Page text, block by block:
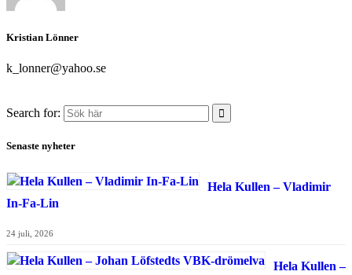
Kristian Lönner
k_lonner@yahoo.se
Search for:
Senaste nyheter
Hela Kullen – Vladimir
In-Fa-Lin
24 juli, 2026
Hela Kullen –